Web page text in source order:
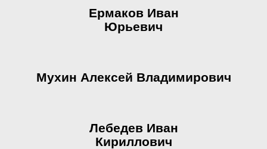
Ермаков Иван
Юрьевич
Мухин Алексей Владимирович
Лебедев Иван
Кириллович